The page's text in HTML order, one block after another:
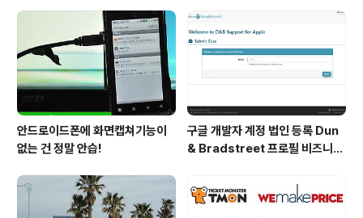
안드로이드폰에 화면캡쳐기능이
없는 건 정말 안습!
구글 개발자 계정 법인 등록 Dun
& Bradstreet 프로필 비즈니스